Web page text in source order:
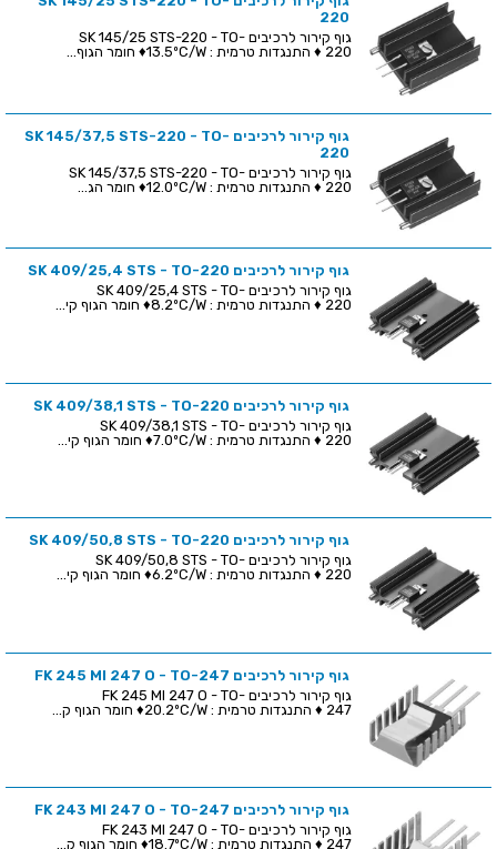
220
גוף קירור לרכיבים SK 145/25 STS-220 - TO-
220 ♦ התנגדות טרמית : 13.5ºC/W♦ חומר הגוף...
גוף קירור לרכיבים SK 145/37,5 STS-220 - TO-
220
גוף קירור לרכיבים SK 145/37,5 STS-220 - TO-
220 ♦ התנגדות טרמית : 12.0ºC/W♦ חומר הג...
גוף קירור לרכיבים SK 409/25,4 STS - TO-220
גוף קירור לרכיבים SK 409/25,4 STS - TO-
220 ♦ התנגדות טרמית : 8.2ºC/W♦ חומר הגוף קי...
גוף קירור לרכיבים SK 409/38,1 STS - TO-220
גוף קירור לרכיבים SK 409/38,1 STS - TO-
220 ♦ התנגדות טרמית : 7.0ºC/W♦ חומר הגוף קי...
גוף קירור לרכיבים SK 409/50,8 STS - TO-220
גוף קירור לרכיבים SK 409/50,8 STS - TO-
220 ♦ התנגדות טרמית : 6.2ºC/W♦ חומר הגוף קי...
גוף קירור לרכיבים FK 245 MI 247 O - TO-247
גוף קירור לרכיבים FK 245 MI 247 O - TO-
247 ♦ התנגדות טרמית : 20.2ºC/W♦ חומר הגוף ק...
גוף קירור לרכיבים FK 243 MI 247 O - TO-247
גוף קירור לרכיבים FK 243 MI 247 O - TO-
247 ♦ התנגדות טרמית : 18.7ºC/W♦ חומר הגוף ק...